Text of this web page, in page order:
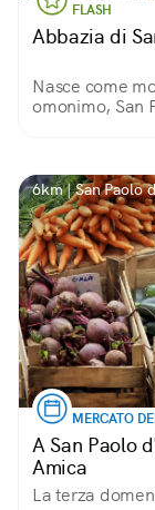
FLASH
Abbazia di
Nasce come
omonimo, San
6km | San Paolo
MERCATO
A San Paolo
Amica
La terza